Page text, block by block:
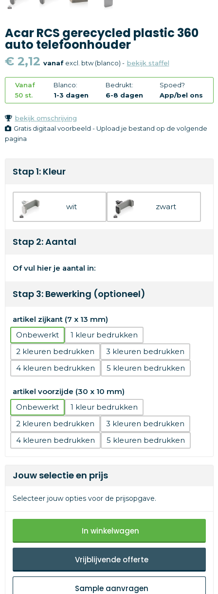
Gadgets
Textiel
Merken
Acar RCS gerecycled plastic 360
auto telefoonhouder
€ 2,12 vanafexcl. btw (blanco) - bekijk staffel
Vanaf
50 st.
Blanco:
1-3 dagen
Bedrukt:
6-8 dagen
Spoed?
App/bel ons
bekijk omschrijving
Gratis digitaal voorbeeld - Upload je bestand op de volgende
pagina
Stap 1: Kleur
wit zwart
Stap 2: Aantal
Of vul hier je aantal in:
Stap 3: Bewerking (optioneel)
artikel zijkant (7 x 13 mm)
Onbewerkt
1
2
3
4
5
artikel voorzijde (30 x 10 mm)
Onbewerkt
1
2
3
4
5
Jouw selectie en prijs
Selecteer jouw opties voor de prijsopgave.
In winkelwagen
Vrijblijvende offerte
Sample aanvragen